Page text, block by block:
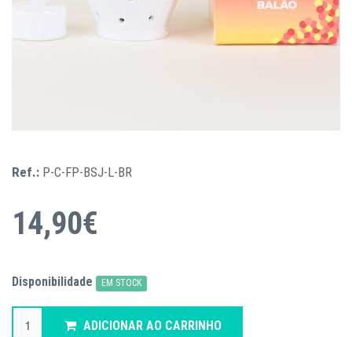
Ref.: P-C-FP-BSJ-L-BR
14,90€
Disponibilidade EM STOCK
ADICIONAR AO CARRINHO